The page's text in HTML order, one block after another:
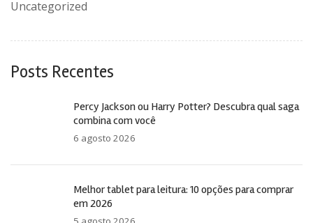
Uncategorized
Posts Recentes
Percy Jackson ou Harry Potter? Descubra qual saga
combina com você
6 agosto 2026
Melhor tablet para leitura: 10 opções para comprar
em 2026